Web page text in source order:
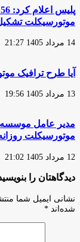
موتورسیکلت
14 مرداد 1405 21:27
آیا طرح ترافیک
13 مرداد 1405 19:56
مدیر عامل موسسه
موتورسیکلت
12 مرداد 1405 21:02
دیدگاهتان را
نشانی ایمیل شما
شده‌اند *